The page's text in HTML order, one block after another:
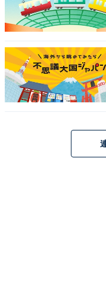
※掲載されている情
すると、売上の一部
があります。
部
全国の人気ホテルから